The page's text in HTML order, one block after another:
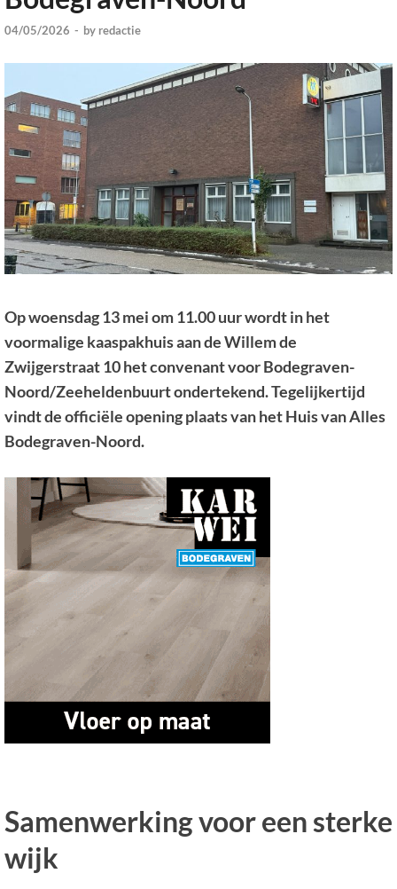
04/05/2026 - by redactie
Op woensdag 13 mei om 11.00 uur wordt in het
voormalige kaaspakhuis aan de Willem de
Zwijgerstraat 10 het convenant voor Bodegraven-
Noord/Zeeheldenbuurt ondertekend. Tegelijkertijd
vindt de officiële opening plaats van het Huis van Alles
Bodegraven-Noord.
Samenwerking voor een sterke
wijk